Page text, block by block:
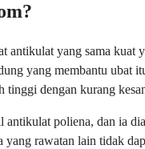
antikulat yang sama
yang membantu ubat
dengan kurang
poliena, dan ia
rawatan lain tidak